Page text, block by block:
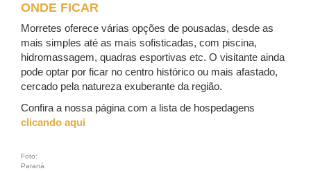
ONDE FICAR
Morretes oferece várias opções de pousadas, desde as
mais simples até as mais sofisticadas, com piscina,
hidromassagem, quadras esportivas etc. O visitante ainda
pode optar por ficar no centro histórico ou mais afastado,
cercado pela natureza exuberante da região.
Confira a nossa página com a lista de hospedagens
clicando aqui
Foto:
Paraná